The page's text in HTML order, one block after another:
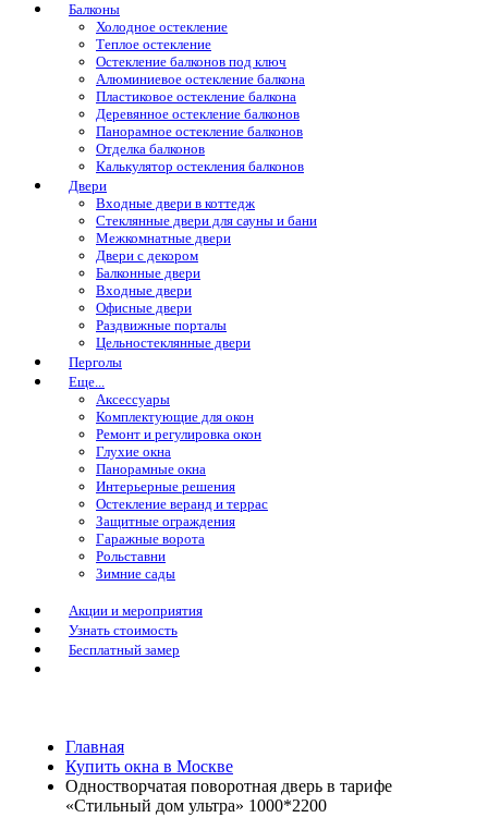
Балконы
Холодное остекление
Теплое остекление
Остекление балконов под ключ
Алюминиевое остекление балкона
Пластиковое остекление балкона
Деревянное остекление балконов
Панорамное остекление балконов
Отделка балконов
Калькулятор остекления балконов
Двери
Входные двери в коттедж
Стеклянные двери для сауны и бани
Межкомнатные двери
Двери с декором
Балконные двери
Входные двери
Офисные двери
Раздвижные порталы
Цельностеклянные двери
Перголы
Еще...
Аксессуары
Комплектующие для окон
Ремонт и регулировка окон
Глухие окна
Панорамные окна
Интерьерные решения
Остекление веранд и террас
Защитные ограждения
Гаражные ворота
Рольставни
Зимние сады
Акции и мероприятия
Узнать стоимость
Бесплатный замер
Главная
Купить окна в Москве
Одностворчатая поворотная дверь в тарифе
«Стильный дом ультра» 1000*2200